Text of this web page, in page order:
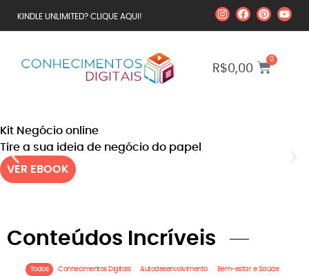
KINDLE UNLIMITED? CLIQUE AQUI!
R$0,00
0
Kit Negócio online
Tire a sua ideia de negócio do papel
VER EBOOK
Conteúdos Incríveis
Conhecimentos Digitais Autodesenvolvimento
Bem-estar e Saúde
Todos